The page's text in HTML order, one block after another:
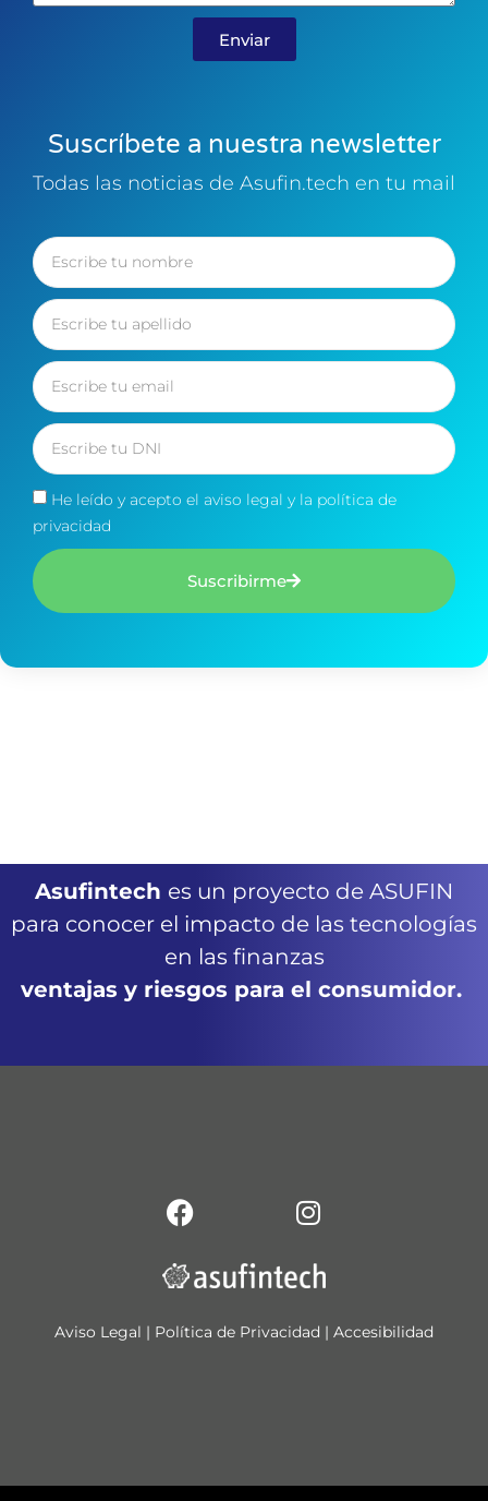
Enviar
Suscríbete a nuestra newsletter
Todas las noticias de Asufin.tech en tu mail
He leído y acepto el aviso legal y la política de
privacidad
Suscribirme
Asufintech es un proyecto de ASUFIN
para conocer el impacto de las tecnologías
en las finanzas
ventajas y riesgos para el consumidor.
Aviso Legal | Política de Privacidad | Accesibilidad